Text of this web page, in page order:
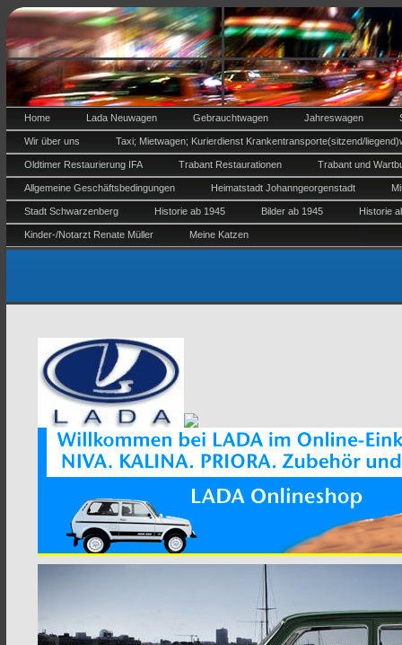
Home Lada Neuwagen Gebrauchtwagen Jahreswagen
Wir über uns Taxi; Mietwagen; Kurierdienst Krankentransporte(sitzend/
Oldtimer Restaurierung IFA Trabant Restaurationen Trabant und
Allgemeine Geschäftsbedingungen Heimatstadt Johanngeorgenstadt
Stadt Schwarzenberg Historie ab 1945 Bilder ab 1945 Historie
Kinder-/Notarzt Renate Müller Meine Katzen